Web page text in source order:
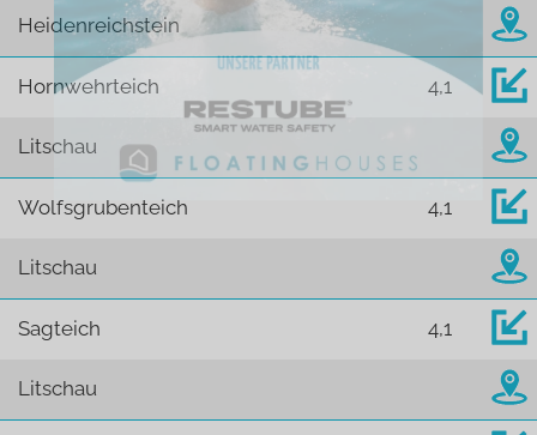
Heidenreichstein
Hornwehrteich 4,1
Litschau
Wolfsgrubenteich 4,1
Litschau
Sagteich 4,1
Litschau